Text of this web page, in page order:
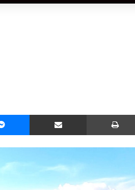
Messenger Share via Email